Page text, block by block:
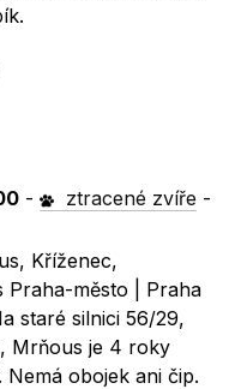
- ztracené zvíře -
Kříženec,
Praha-město | Praha
staré silnici 56/29,
Mrňous je 4 roky
obojek ani čip.